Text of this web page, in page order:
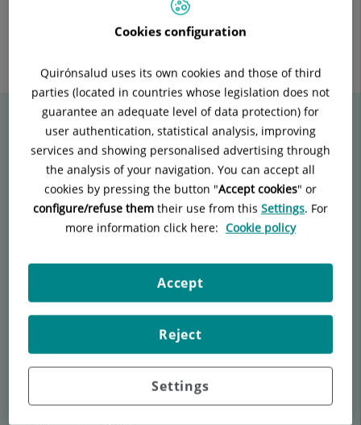
TwitterFacebookLinkedin
Vídeos relacionados
Cookies configuration
Quirónsalud uses its own cookies and those of third
parties (located in countries whose legislation does not
guarantee an adequate level of data protection) for
user authentication, statistical analysis, improving
services and showing personalised advertising through
the analysis of your navigation. You can accept all
cookies by pressing the button "Accept cookies" or
configure/refuse them their use from this Settings. For
more information click here: Cookie policy
Settings
Reject
Accept